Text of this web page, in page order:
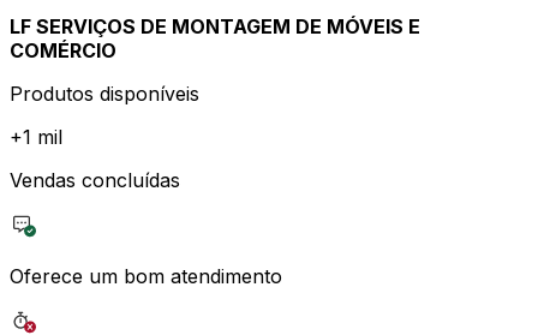
LF SERVIÇOS DE MONTAGEM DE MÓVEIS E
COMÉRCIO
Produtos disponíveis
+1 mil
Vendas concluídas
Oferece um bom atendimento